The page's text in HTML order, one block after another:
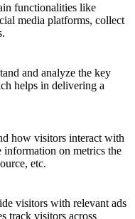
functionalities like
media platforms, collect
and analyze the key
helps in delivering a
how visitors interact with
information on metrics the
etc.
visitors with relevant ads
track visitors across